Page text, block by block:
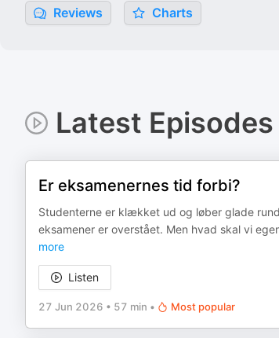
Reviews Charts
Latest Episodes
Er eksamenernes tid forbi?
Studenterne er klækket ud og løber glade
eksamener er overstået. Men hvad skal vi
more
Listen
27 Jun 2026 • 57 min • Most popular